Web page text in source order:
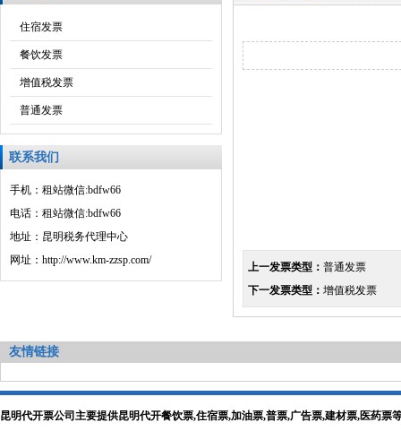
住宿发票
餐饮发票
增值税发票
普通发票
联系我们
手机：租站微信:bdfw66
电话：租站微信:bdfw66
地址：昆明税务代理中心
网址：http://www.km-zzsp.com/
上一发票类型： 普通发票
下一发票类型： 增值税发票
友情链接
昆明代开票公司主要提供昆明代开餐饮票,住宿票,加油票,普票,广告票,建材票,医药